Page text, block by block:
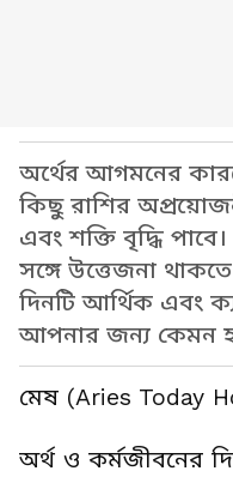
অর্থের আগমনের
কিছু রাশির
এবং শক্তি বৃদ্ধি
সঙ্গে উত্তেজনা
দিনটি আর্থিক এবং
আপনার জন্য কেমন
মেষ (Aries Today
অর্থ ও কর্মজীবনের